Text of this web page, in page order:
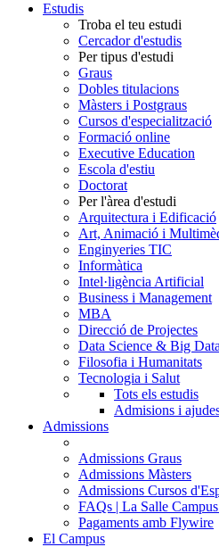
Estudis
Troba el teu estudi
Cercador d'estudis
Per tipus d'estudi
Graus
Dobles titulacions
Màsters i Postgraus
Cursos d'especialització
Formació online
Executive Education
Escola d'estiu
Doctorat
Per l'àrea d'estudi
Arquitectura i Edificació
Art, Animació i
Enginyeries TIC
Informàtica
Intel·ligència Artificial
Business i Management
MBA
Direcció de Projectes
Data Science & Big
Filosofia i Humanitats
Tecnologia i Salut
Tots els estudis
Admisions i
Admissions
Admissions Graus
Admissions Màsters
Admissions Cursos
FAQs | La Salle
Pagaments amb Flywire
El Campus